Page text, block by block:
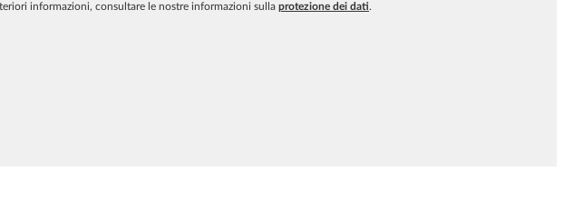
informazioni, consultare le nostre informazioni sulla protezione dei dati.